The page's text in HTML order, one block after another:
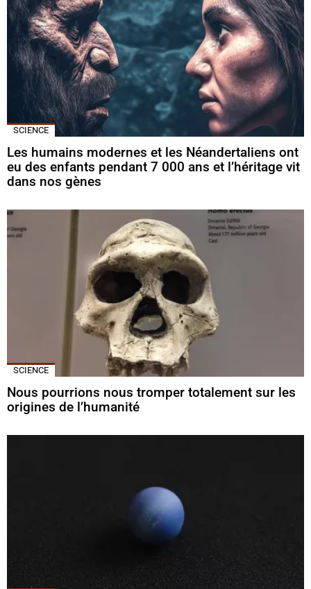
SCIENCE
Les humains modernes et les Néandertaliens ont
eu des enfants pendant 7 000 ans et l’héritage vit
dans nos gènes
SCIENCE
Nous pourrions nous tromper totalement sur les
origines de l’humanité